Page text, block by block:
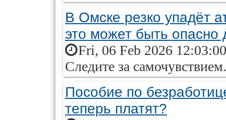
В Омске резко упадёт
это может быть опасно
Fri, 06 Feb 2026
Следите за самочувствием.
Пособие по
теперь платят?